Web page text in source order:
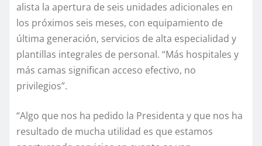
alista la apertura de seis unidades adicionales en
los próximos seis meses, con equipamiento de
última generación, servicios de alta especialidad y
plantillas integrales de personal. “Más hospitales y
más camas significan acceso efectivo, no
privilegios”.
“Algo que nos ha pedido la Presidenta y que nos ha
resultado de mucha utilidad es que estamos